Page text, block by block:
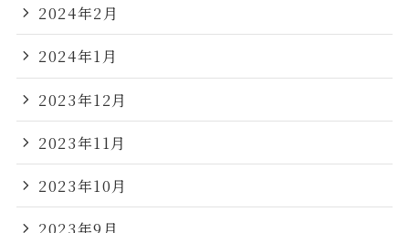
2024年2月
2024年1月
2023年12月
2023年11月
2023年10月
2023年9月